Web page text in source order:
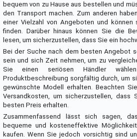
bequem von zu Hause aus bestellen und
den Transport machen. Zum anderen
einer Vielzahl von Angeboten und
finden. Darüber hinaus können Sie die
lesen, um sicherzustellen, dass Sie ein
Bei der Suche nach dem besten Angebot
sein und sich Zeit nehmen, um zu
Sie einen seriösen Händler
Produktbeschreibung sorgfältig durch, um
gewünschte Modell erhalten. Beachten
Versandkosten, um sicherzustellen, dass
besten Preis erhalten.
Zusammenfassend lässt sich sagen,
bequeme und kosteneffektive
kaufen. Wenn Sie jedoch vorsichtig sind